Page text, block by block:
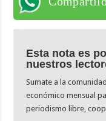
Esta nota es
nuestros
Sumate a la
económico mensual
periodismo libre,